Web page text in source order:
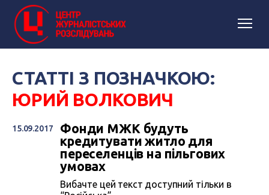
СТАТТІ З ПОЗНАЧКОЮ:
ЮРИЙ ВОЛКОВИЧ
15.09.2017
Фонди МЖК будуть
кредитувати житло для
переселенців на пільгових
умовах
Вибачте цей текст доступний тільки в